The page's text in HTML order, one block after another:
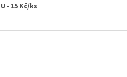
U - 15 Kč/ks